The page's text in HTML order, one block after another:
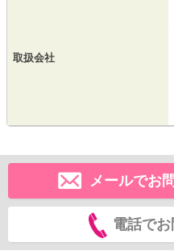
取扱会社
メールでお
電話で